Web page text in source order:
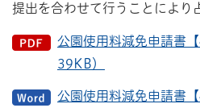
提出を合わせて行うことにより
公園使用料減免申請書
39KB）
公園使用料減免申請書